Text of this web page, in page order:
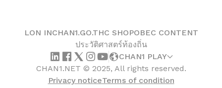
LON INCHAN1.GO.THC SHOPOBEC CONTENT
ประวัติศาสตร์ท้องถิ่น
CHAN1 PLAY
CHAN1.NET © 2025, All rights reserved.
Privacy noticeTerms of condition